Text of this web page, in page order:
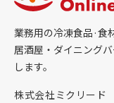
業務用の冷凍食品·食
居酒屋・ダイニング
します。
株式会社ミクリード